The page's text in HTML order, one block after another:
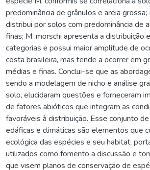
predominância de grânulos e areia
distribui por solos com predominância de
finas; M. morschi apresenta a distribuição
categorias e possui maior amplitude de
costa brasileira, mas tende a ocorrer em
médias e finas. Conclui-se que as
sendo a modelagem de nicho e análise
solo, elucidaram questões e forneceram
de fatores abióticos que integram as
favoráveis à distribuição. Esse conjunto
edáficas e climáticas são elementos que
ecológica das espécies e seu habitat,
utilizados como fomento a discussão e
que visem planos de conservação de